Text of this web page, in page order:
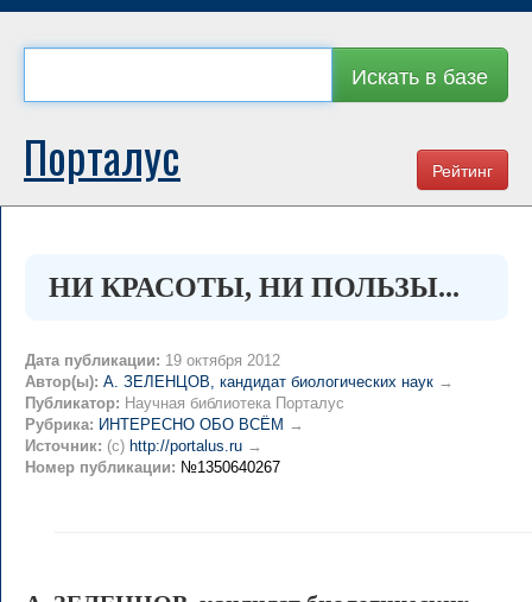
Искать в базе
Рейтинг
Порталус
НИ КРАСОТЫ, НИ ПОЛЬЗЫ...
Дата публикации: 19 октября 2012
Автор(ы): А. ЗЕЛЕНЦОВ, кандидат биологических наук →
Публикатор: Научная библиотека Порталус
Рубрика: ИНТЕРЕСНО ОБО ВСЁМ →
Источник: (c) http://portalus.ru →
Номер публикации: №1350640267